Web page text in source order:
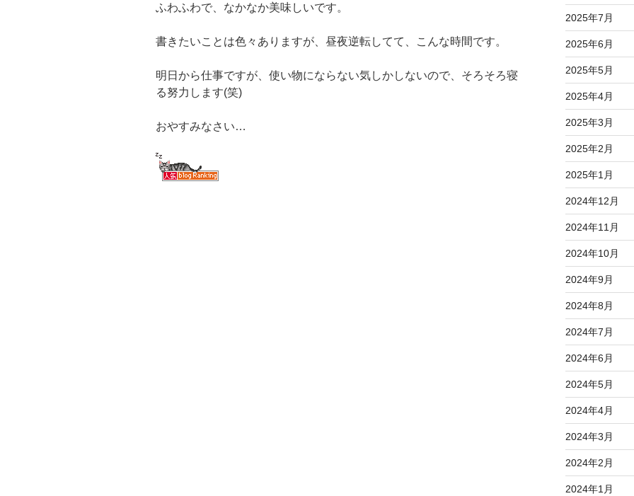
ふわふわで、なかなか美味しいです。
書きたいことは色々ありますが、昼夜逆転してて、こんな時間です。
明日から仕事ですが、使い物にならない気しかしないので、そろそろ寝
る努力します(笑)
おやすみなさい…
2025年7月
2025年6月
2025年5月
2025年4月
2025年3月
2025年2月
2025年1月
2024年12月
2024年11月
2024年10月
2024年9月
2024年8月
2024年7月
2024年6月
2024年5月
2024年4月
2024年3月
2024年2月
2024年1月